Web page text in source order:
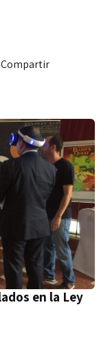
Email
Compartir
en la Ley